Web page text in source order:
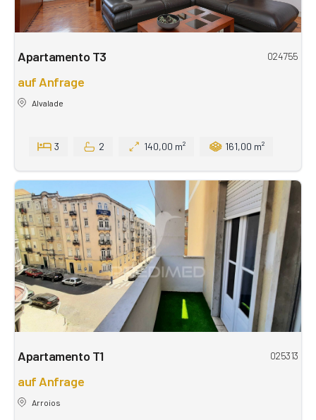
Apartamento T3 024755
auf Anfrage
Alvalade
3 2 140,00 m² 161,00 m²
Apartamento T1 025313
auf Anfrage
Arroios